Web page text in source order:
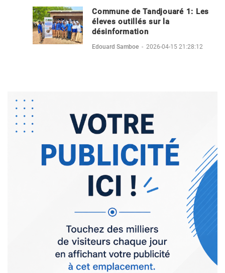
Commune de Tandjouaré 1: Les
éleves outillés sur la
désinformation
Edouard Samboe - 2026-04-15 21:28:12